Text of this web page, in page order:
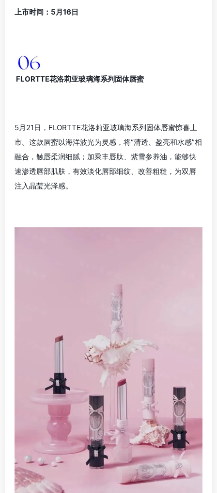
上市时间：5月16日
FLORTTE花洛莉亚玻璃海系列固体唇蜜
5月21日，FLORTTE花洛莉亚玻璃海系列固体唇蜜惊喜上
市。这款唇蜜以海洋波光为灵感，将“清透、盈亮和水感”相
融合，触唇柔润细腻；加乘丰唇肽、紫雪参养油，能够快
速渗透唇部肌肤，有效淡化唇部细纹、改善粗糙，为双唇
注入晶莹光泽感。